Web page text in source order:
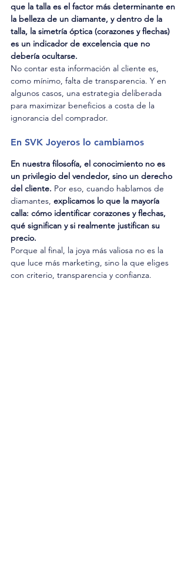
que la talla es el factor más determinante en
la belleza de un diamante, y dentro de la
talla, la simetría óptica (corazones y flechas)
es un indicador de excelencia que no
debería ocultarse.
No contar esta información al cliente es,
como mínimo, falta de transparencia. Y en
algunos casos, una estrategia deliberada
para maximizar beneficios a costa de la
ignorancia del comprador.
En SVK Joyeros lo cambiamos
En nuestra filosofía, el conocimiento no es
un privilegio del vendedor, sino un derecho
del cliente. Por eso, cuando hablamos de
diamantes, explicamos lo que la mayoría
calla: cómo identificar corazones y flechas,
qué significan y si realmente justifican su
precio.
Porque al final, la joya más valiosa no es la
que luce más marketing, sino la que eliges
con criterio, transparencia y confianza.